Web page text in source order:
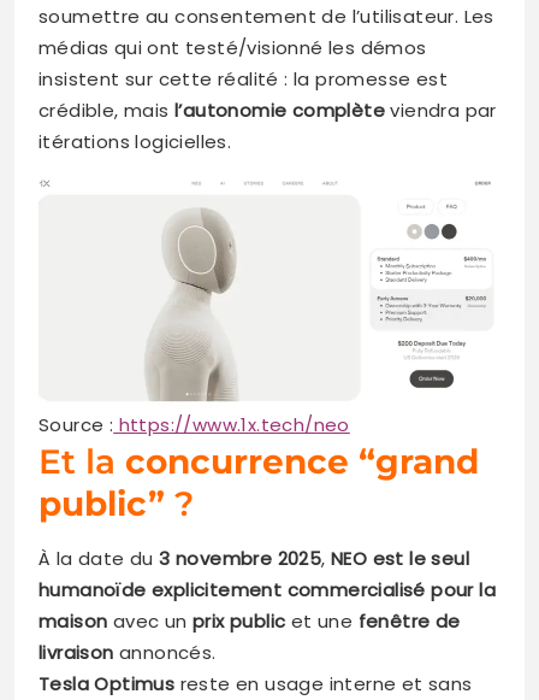
soumettre au consentement de l’utilisateur. Les
médias qui ont testé/visionné les démos
insistent sur cette réalité : la promesse est
crédible, maisl’autonomie complèteviendra par
itérations logicielles.
Source : https://www.1x.tech/neo
Et la concurrence “grand
public” ?
À la date du3 novembre 2025,NEO est le seul
humanoïde explicitement commercialisé pour la
maison avec unprix public et une fenêtre de
livraison annoncés.
Tesla Optimus reste en usage interne et sans